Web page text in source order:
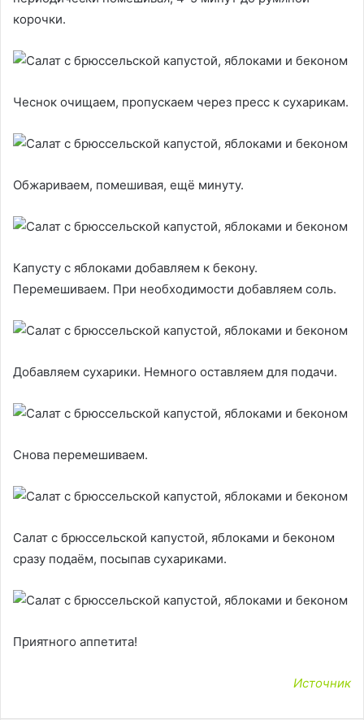
корочки.
Чеснок очищаем, пропускаем через пресс к сухарикам.
Обжариваем, помешивая, ещё минуту.
Капусту с яблоками добавляем к бекону.
Перемешиваем. При необходимости добавляем соль.
Добавляем сухарики. Немного оставляем для подачи.
Снова перемешиваем.
Салат с брюссельской капустой, яблоками и беконом
сразу подаём, посыпав сухариками.
Приятного аппетита!
Источник